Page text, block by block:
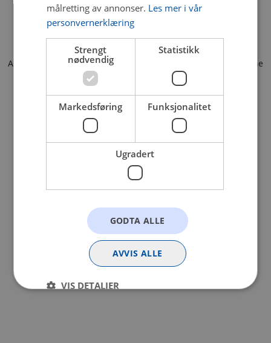
Application error: a client-side exception has occurred (see the
browser console for more information).
målretting av annonser. Les mer i vår
personvernerklæring
Strengt
nødvendig
Statistikk
Markedsføring Funksjonalitet
Ugradert
GODTA ALLE
AVVIS ALLE
VIS DETALJER